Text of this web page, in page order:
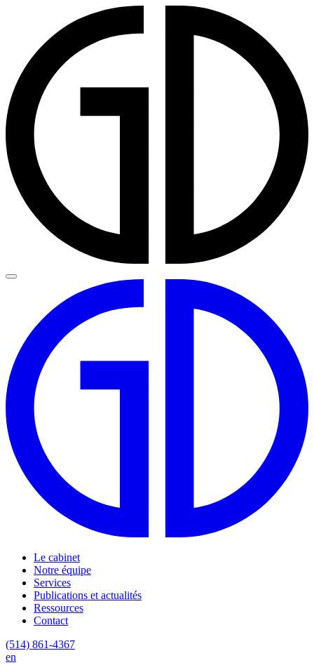
Le cabinet
Notre équipe
Services
Publications et actualités
Ressources
Contact
(514) 861-4367
en